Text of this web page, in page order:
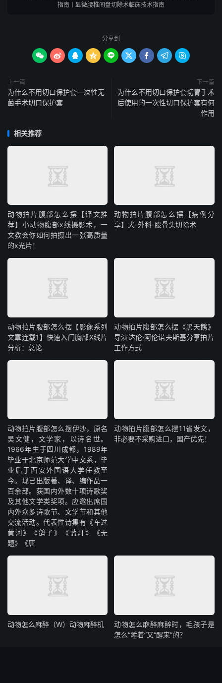
指南丨显微腰椎间盘切除术临床技术指南
分享到
        
上一篇
为什么不用切口保护套一次性无
菌手术切口保护套
下一篇
为什么不用切口保护套切胃手术
后使用的一次性切口保护套有何
作用
相关推荐
动物拍片腹部怎么摆【译文推
荐】小动物腹部x线摄影术，一
文教会你如何拍摄出一张高质量
的x光片！
动物拍片腹部怎么摆【病例分
享】犬-外科-股骨头切除术
动物拍片腹部怎么摆【影像系列
文章连载1】快速入门胸部X线片
分析：总论
动物拍片腹部怎么摆《黑天鹅》
导演达伦·阿伦诺夫斯基分享拍片
工作方式
动物拍片腹部怎么摆​伊沙，原名
吴文健，文学家，以诗名世。
1966年生于四川成都，1989年
毕业于北京师范大学中文系，毕
业后于西安外国语大学任教至
今。现已出版著、译、编作品一
百余部。获国内外数十项诗歌奖
及其他文学类奖项。应邀出席国
内外众多诗歌节、文学节和其他
交流活动。代表性诗集有《车过
黄河》《鸽子》《蓝灯》《无
题》《唐
动物拍片腹部怎么摆11省发文，
非必要不采购进口，国产优先！
动物怎么麻醉（W）动物麻醉机
动物怎么麻醉麻醉时，毛孩子是
怎么“睡着”又“醒来”的？